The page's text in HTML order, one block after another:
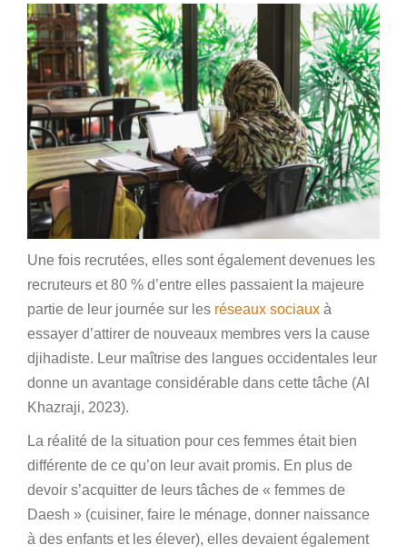
Une fois recrutées, elles sont également devenues les
recruteurs et 80 % d’entre elles passaient la majeure
partie de leur journée sur les réseaux sociaux à
essayer d’attirer de nouveaux membres vers la cause
djihadiste. Leur maîtrise des langues occidentales leur
donne un avantage considérable dans cette tâche (Al
Khazraji, 2023).
La réalité de la situation pour ces femmes était bien
différente de ce qu’on leur avait promis. En plus de
devoir s’acquitter de leurs tâches de « femmes de
Daesh » (cuisiner, faire le ménage, donner naissance
à des enfants et les élever), elles devaient également